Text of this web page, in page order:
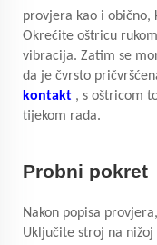
provjera kao i obično,
Okrećite oštricu
vibracija. Zatim se
da je čvrsto
kontakt , s oštricom
tijekom rada.
Probni pokret
Nakon popisa
Uključite stroj na